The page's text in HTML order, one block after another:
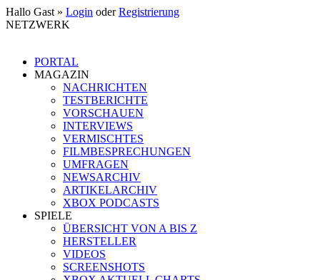
Hallo Gast » Login oderRegistrierung
NETZWERK
PORTAL
MAGAZIN
NACHRICHTEN
TESTBERICHTE
VORSCHAUEN
INTERVIEWS
VERMISCHTES
FILMBESPRECHUNGEN
UMFRAGEN
NEWSARCHIV
ARTIKELARCHIV
XBOX PODCASTS
SPIELE
ÜBERSICHT VON A BIS Z
HERSTELLER
VIDEOS
SCREENSHOTS